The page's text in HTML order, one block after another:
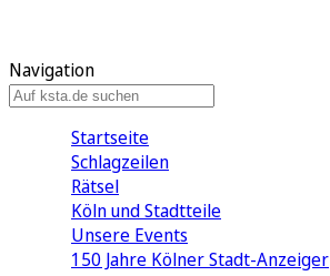
Navigation
Startseite
Schlagzeilen
Rätsel
Köln und Stadtteile
Unsere Events
150 Jahre Kölner Stadt-Anzeiger